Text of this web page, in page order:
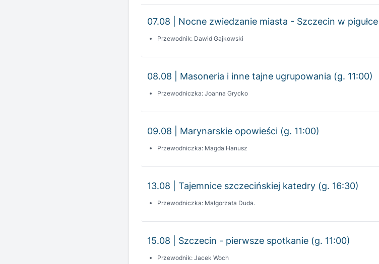
08.08 | Masoneria i inne tajne ugrupowania (g. 11:00)
Przewodniczka: Joanna Grycko
09.08 | Marynarskie opowieści (g. 11:00)
Przewodniczka: Magda Hanusz
13.08 | Tajemnice szczecińskiej katedry (g. 16:30)
Przewodniczka: Małgorzata Duda.
15.08 | Szczecin - pierwsze spotkanie (g. 11:00)
Przewodnik: Jacek Woch
15.08 | Nocne Opowieści (g. 20:00)